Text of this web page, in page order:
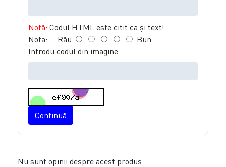
Notă: Codul HTML este citit ca şi text!
Nota: Rău
Bun
Introdu codul din imagine
Continuă
Nu sunt opinii despre acest produs.